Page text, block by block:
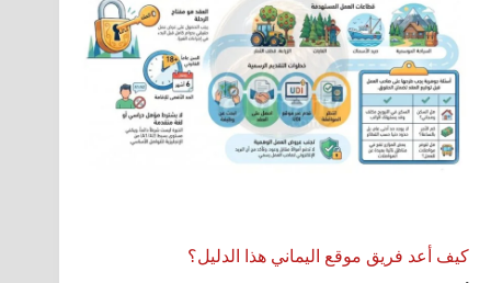
كيف أعد فريق موقع اليماني هذا الدليل؟